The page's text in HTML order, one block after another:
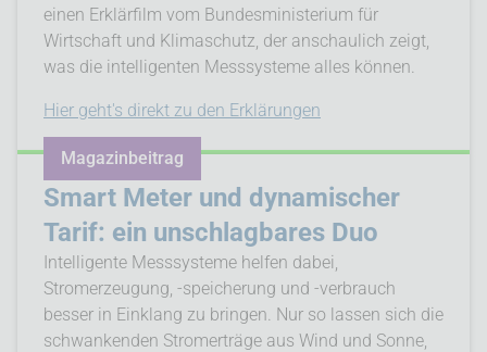
einen Erklär­film vom Bundes­ministerium für
Wirtschaft und Klima­schutz, der anschau­lich zeigt,
was die intelli­genten Mess­systeme alles können.
Hier geht's direkt zu den Erklärungen
Magazinbeitrag
Smart Meter und dynamischer
Tarif: ein unschlagbares Duo
Intelligente Messsysteme helfen dabei,
Stromerzeugung, -speicherung und -verbrauch
besser in Einklang zu bringen. Nur so lassen sich die
schwankenden Stromerträge aus Wind und Sonne,